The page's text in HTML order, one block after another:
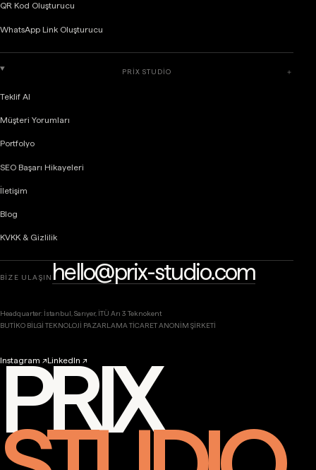
QR Kod Oluşturucu
WhatsApp Link Oluşturucu
PRIX STUDIO ＋
Teklif Al
Müşteri Yorumları
Portfolyo
SEO Başarı Hikayeleri
İletişim
Blog
KVKK & Gizlilik
BİZE ULAŞIN hello@prix-studio.com
Headquarter: İstanbul, Sarıyer, İTÜ Arı 3 Teknokent
BUTİKO BİLGİ TEKNOLOJİ PAZARLAMA TİCARET ANONİM ŞİRKETİ
Instagram ↗LinkedIn ↗
PRIX